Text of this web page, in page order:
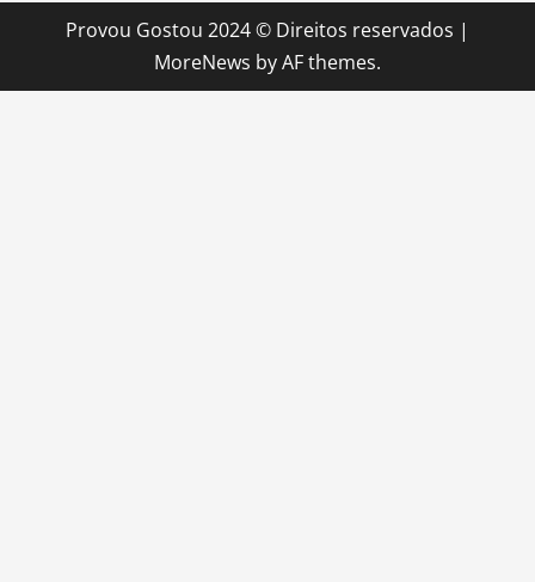
Provou Gostou 2024 © Direitos reservados |
MoreNews by AF themes.